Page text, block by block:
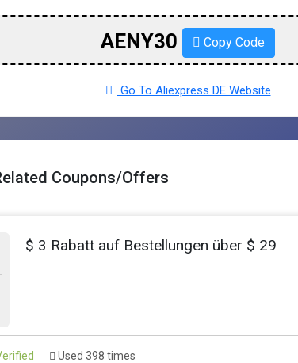
AENY30 Copy Code
Go To Aliexpress DE Website
Coupons/Offers
$ 3 Rabatt auf Bestellungen über $ 29
Used 398 times